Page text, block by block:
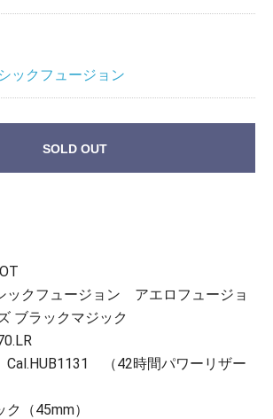
ックフュージョン
SOLD OUT
ックフュージョン アエロフュージョ
ブラックマジック
（42時間パワーリザー
（45mm）